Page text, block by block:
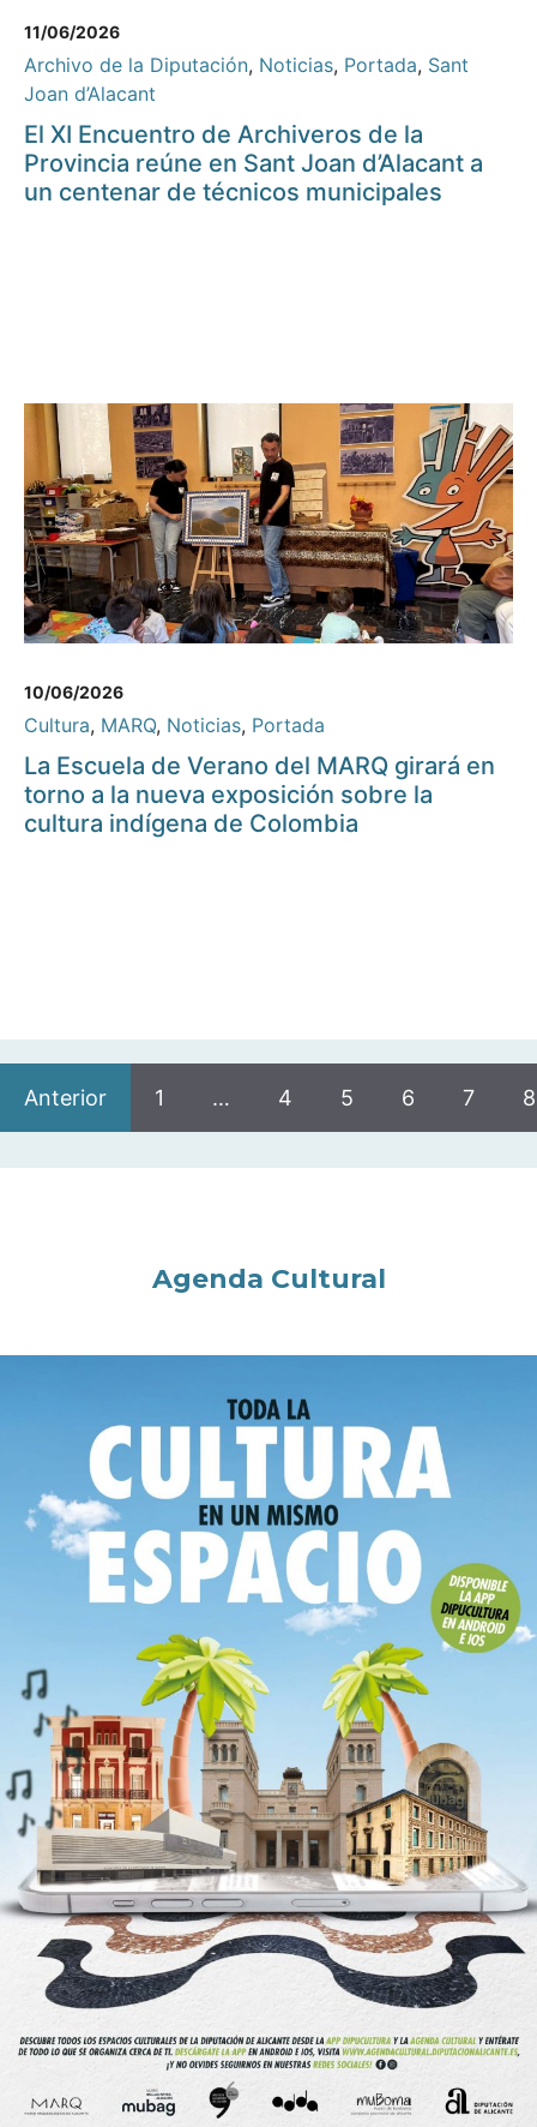
11/06/2026
Archivo de la Diputación, Noticias, Portada, Sant
Joan d’Alacant
El XI Encuentro de Archiveros de la
Provincia reúne en Sant Joan d’Alacant a
un centenar de técnicos municipales
10/06/2026
Cultura, MARQ, Noticias, Portada
La Escuela de Verano del MARQ girará en
torno a la nueva exposición sobre la
cultura indígena de Colombia
Anterior 1 … 4 5 6 7 8
Agenda Cultural